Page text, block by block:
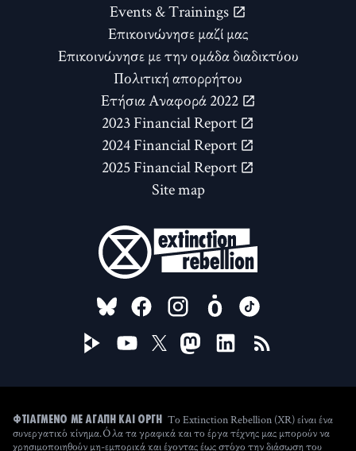
Events & Trainings
Επικοινώνησε μαζί μας
Επικοινώνησε με την ομάδα διαδικτύου
Πολιτική απορρήτου
Ετήσια Αναφορά 2022
2023 Financial Report
2024 Financial Report
2025 Financial Report
Site map
FOLLOW US ON
ΦΤΙΑΓΜΈΝΟ ΜΕ ΑΓΆΠΗ ΚΑΙ ΟΡΓΉ
Το Extinction Rebellion (XR) είναι ένα
συνεργατικό κίνημα. Όλα τα γραφικά και το έργα τέχνης μας μπορούν να
χρησιμοποιηθούν μη-εμπορικά και έχοντας έως στόχο την διάσωση του